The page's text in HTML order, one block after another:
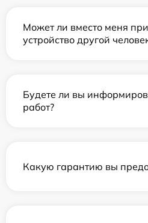
Может ли вместо меня
устройство другой
Будете ли вы
работ?
Какую гарантию вы